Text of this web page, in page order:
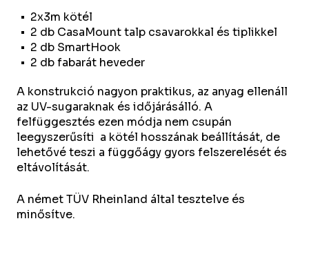
2x3m kötél
2 db CasaMount talp csavarokkal és tiplikkel
2 db SmartHook
2 db fabarát heveder
A konstrukció nagyon praktikus, az anyag ellenáll
az UV-sugaraknak és időjárásálló. A
felfüggesztés ezen módja nem csupán
leegyszerűsíti a kötél hosszának beállítását, de
lehetővé teszi a függőágy gyors felszerelését és
eltávolítását.
A német TÜV Rheinland által tesztelve és
minősítve.